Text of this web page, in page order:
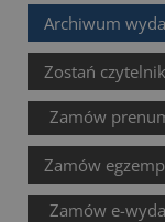
Archiwum
Zostań
Zamów
Zamów
Zamów e-